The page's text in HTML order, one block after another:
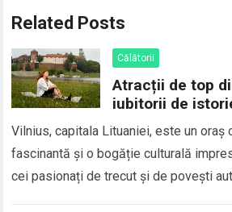
Related Posts
Călătorii
Atracții de top
iubitorii de
Vilnius, capitala Lituaniei, este un oraș
fascinantă și o bogăție culturală
cei pasionați de trecut și de povești